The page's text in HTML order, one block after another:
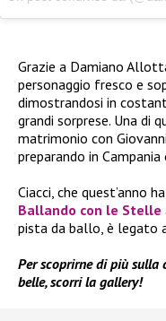
Grazie a Damiano
personaggio fresco e
dimostrandosi in
grandi sorprese. Una di
matrimonio con
preparando in
Ciacci, che quest’anno
Ballando con le Stelle
pista da ballo, è legato
Per scoprirne di più
belle, scorri la gallery!